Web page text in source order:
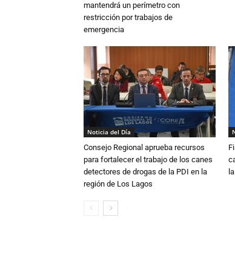
mantendrá un perímetro con
restricción por trabajos de
emergencia
Noticia del Día
Consejo Regional aprueba recursos
para fortalecer el trabajo de los canes
detectores de drogas de la PDI en la
región de Los Lagos